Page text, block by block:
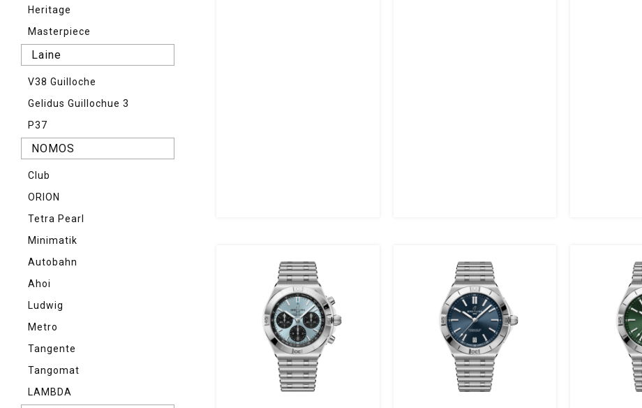
Heritage
Masterpiece
Laine
V38 Guilloche
Gelidus Guillochue 3
P37
NOMOS
Club
ORION
Tetra Pearl
Minimatik
Autobahn
Ahoi
Ludwig
Metro
Tangente
Tangomat
LAMBDA